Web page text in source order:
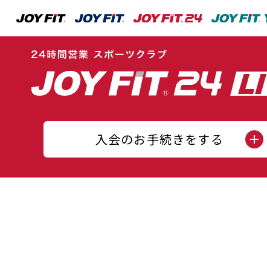
入会のお手続きをする